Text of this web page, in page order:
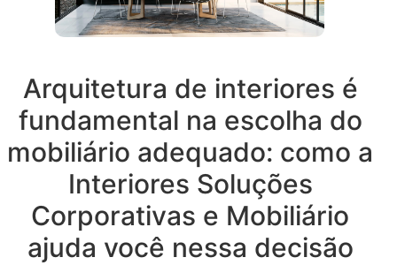
Arquitetura de interiores é
fundamental na escolha do
mobiliário adequado: como a
Interiores Soluções
Corporativas e Mobiliário
ajuda você nessa decisão